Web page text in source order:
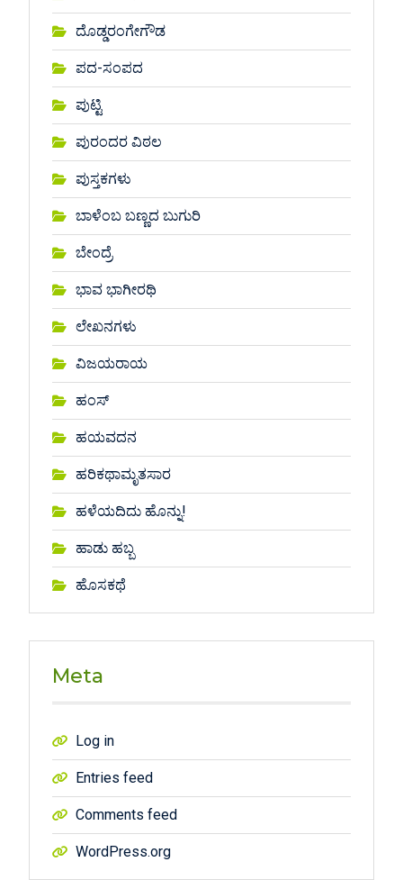
ದೊಡ್ಡರಂಗೇಗೌಡ
ಪದ-ಸಂಪದ
ಪುಟ್ಟಿ
ಪುರಂದರ ವಿಠಲ
ಪುಸ್ತಕಗಳು
ಬಾಳೆಂಬ ಬಣ್ಣದ ಬುಗುರಿ
ಬೇಂದ್ರೆ
ಭಾವ ಭಾಗೀರಥಿ
ಲೇಖನಗಳು
ವಿಜಯರಾಯ
ಹಂಸ್
ಹಯವದನ
ಹರಿಕಥಾಮೃತಸಾರ
ಹಳೆಯದಿದು ಹೊನ್ನು!
ಹಾಡು ಹಬ್ಬ
ಹೊಸಕಥೆ
Meta
Log in
Entries feed
Comments feed
WordPress.org